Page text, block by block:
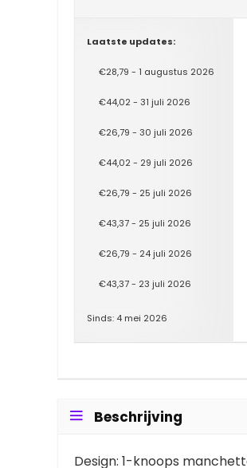
Laatste updates:
€28,79 - 1 augustus 2026
€44,02 - 31 juli 2026
€26,79 - 30 juli 2026
€44,02 - 29 juli 2026
€26,79 - 25 juli 2026
€43,37 - 25 juli 2026
€26,79 - 24 juli 2026
€43,37 - 23 juli 2026
Sinds: 4 mei 2026
Beschrijving
Design: 1-knoops